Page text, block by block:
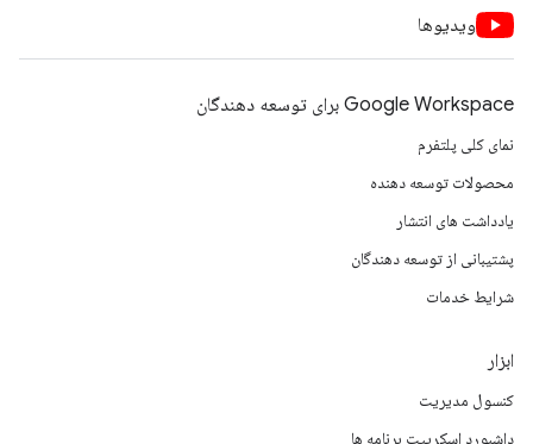
ویدیوها
Google Workspace برای توسعه دهندگان
نمای کلی پلتفرم
محصولات توسعه دهنده
یادداشت های انتشار
پشتیبانی از توسعه دهندگان
شرایط خدمات
ابزار
کنسول مدیریت
داشبورد اسکریپت برنامه ها